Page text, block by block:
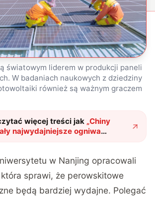
światowym liderem w produkcji paneli
W badaniach naukowych z dziedziny
również są ważnym graczem
więcej treści jak „Chiny
najwydajniejsze ogniwa
Czy ktoś ich jeszcze pokona
w Nanjing opracowali
sprawi, że perowskitowe
będą bardziej wydajne. Polegać